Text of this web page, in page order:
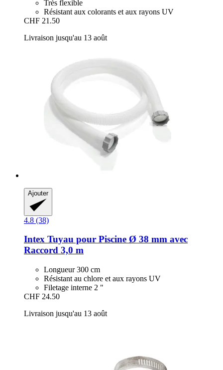
Très flexible
Résistant aux colorants et aux rayons UV
CHF 21.50
Livraison jusqu'au 13 août
Ajouter
4.8 (38)
Intex Tuyau pour Piscine Ø 38 mm avec
Raccord 3,0 m
Longueur 300 cm
Résistant au chlore et aux rayons UV
Filetage interne 2 "
CHF 24.50
Livraison jusqu'au 13 août